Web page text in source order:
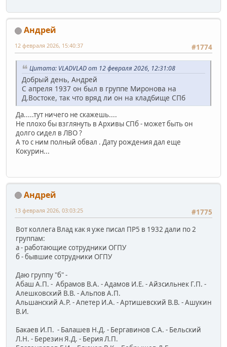
Андрей
#1774
12 февраля 2026, 15:40:37
Цитата: VLADVLAD от 12 февраля 2026, 12:31:08
Добрый день, Андрей
С апреля 1937 он был в группе Миронова на
Д.Востоке, так что вряд ли он на кладбище СПб
Да.....тут ничего не скажешь....
Не плохо бы взглянуть в Архивы СПб - может быть он
долго сидел в ЛВО ?
А то с ним полный обвал . Дату рождения дал еще
Кокурин...
Андрей
#1775
13 февраля 2026, 03:03:25
Вот коллега Влад как я уже писал ПР5 в 1932 дали по 2
группам:
а - работающие сотрудники ОГПУ
б - бывшие сотрудники ОГПУ
Даю группу "б" -
Абаш А.П. - Абрамов В.А. - Адамов И.Е. - Айзсильнек Г.П. -
Алешковский В.В. - Альпов А.П.
Альшанский А.Р. - Апетер И.А. - Артишевский В.В. - Ашукин
В.И.
Бакаев И.П. - Балашев Н.Д. - Бергавинов С.А. - Бельский
Л.Н. - Березин Я.Д. - Берия Л.П.